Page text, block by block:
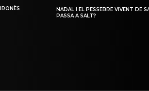
NADAL I EL PESSEBRE VIVENT DE
PASSA A SALT?